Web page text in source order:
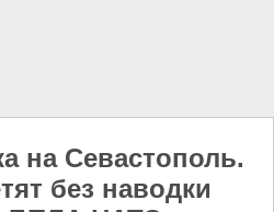
на Севастополь.
без наводки